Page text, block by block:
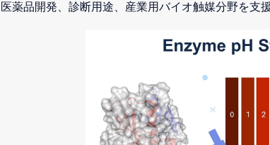
医薬品開発、診断用途、産業用バイオ触媒分野を支援